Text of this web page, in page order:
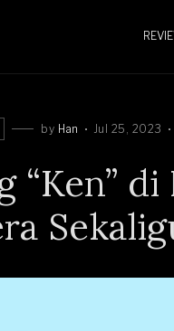
by Han Jul 25, 2023
“Ken”